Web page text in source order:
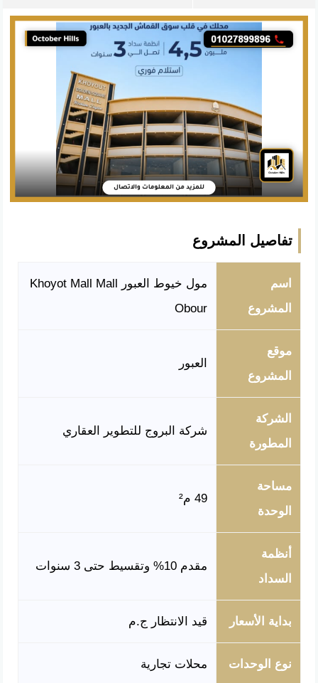
تفاصيل المشروع
اسم
المشروع
مول خيوط العبور Khoyot Mall Mall
Obour
موقع
المشروع
العبور
الشركة
المطورة
شركة البروج للتطوير العقاري
مساحة
الوحدة
49 م²
أنظمة
السداد
مقدم 10% وتقسيط حتى 3 سنوات
بداية الأسعار قيد الانتظار ج.م
نوع الوحدات محلات تجارية